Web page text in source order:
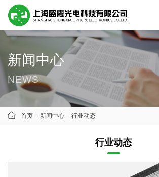
新闻中心
NEWS
首页 - 新闻中心 - 行业动态
行业动态